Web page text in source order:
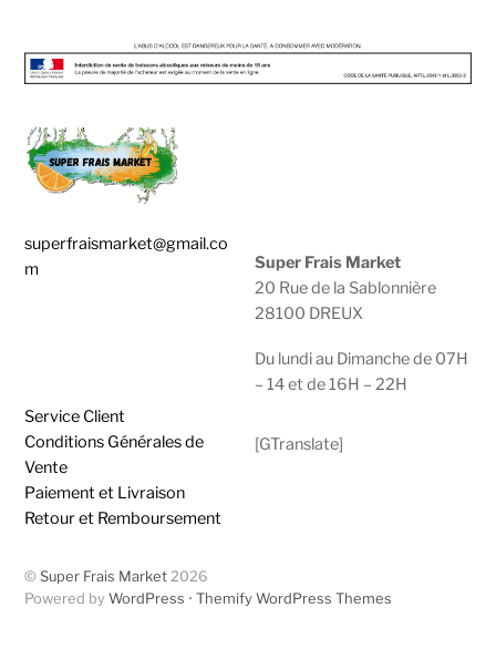
superfraismarket@gmail.co
m
Service Client
Conditions Générales de
Vente
Paiement et Livraison
Retour et Remboursement
Super Frais Market
20 Rue de la Sablonnière
28100 DREUX
Du lundi au Dimanche de 07H
– 14 et de 16H – 22H
[GTranslate]
©Super Frais Market 2026
Powered byWordPress •Themify WordPress Themes